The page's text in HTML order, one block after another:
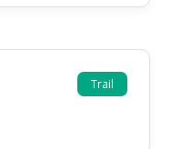
Trail